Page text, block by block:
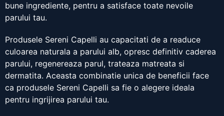
bune ingrediente, pentru a satisface toate nevoile
parului tau.
Produsele Sereni Capelli au capacitati de a readuce
culoarea naturala a parului alb, opresc definitiv caderea
parului, regenereaza parul, trateaza matreata si
dermatita. Aceasta combinatie unica de beneficii face
ca produsele Sereni Capelli sa fie o alegere ideala
pentru ingrijirea parului tau.